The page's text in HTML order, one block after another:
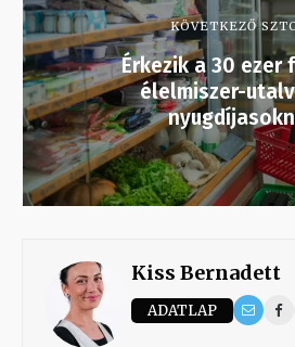
KÖVETKEZŐ
Érkezik a 30 ezer
élelmiszer-
Kiss Bernadett
ADATLAP